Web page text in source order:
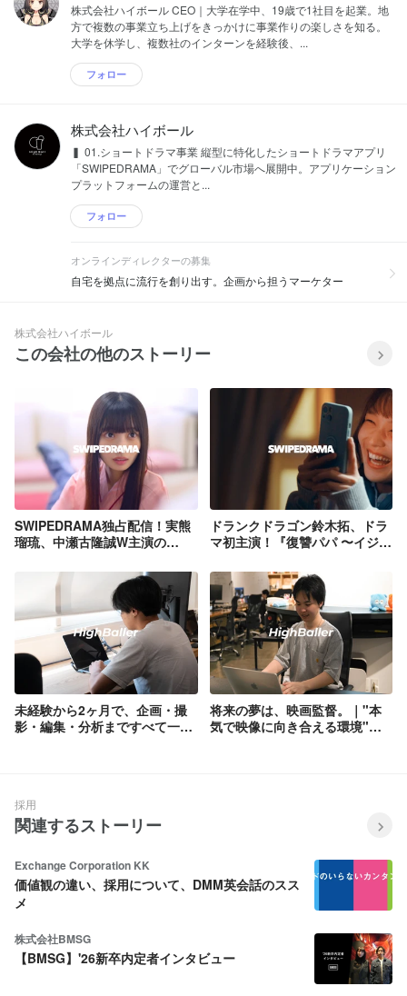
株式会社ハイボール CEO｜大学在学中、19歳で1社目を起業。地
方で複数の事業立ち上げをきっかけに事業作りの楽しさを知る。
大学を休学し、複数社のインターンを経験後、...
フォロー
株式会社ハイボール
▍ 01.ショートドラマ事業 縦型に特化したショートドラマアプリ
「SWIPEDRAMA」でグローバル市場へ展開中。アプリケーション
プラットフォームの運営と...
フォロー
オンラインディレクターの募集
自宅を拠点に流行を創り出す。企画から担うマーケター
株式会社ハイボール
この会社の他のストーリー
SWIPEDRAMA独占配信！実熊
瑠琉、中瀬古隆誠W主演の
ドランクドラゴン鈴木拓、ドラ
マ初主演！『復讐パパ 〜イジ
ョートドラマアプリ
「SWIPEDRAMA」にて配信ス
タート！
未経験から2ヶ月で、企画・撮
影・編集・分析まですべて一人
将来の夢は、映画監督。｜"本
気で映像に向き合える環境"を
採用
関連するストーリー
Exchange Corporation KK
価値観の違い、採用について、DMM英会話のスス
メ
株式会社BMSG
【BMSG】'26新卒内定者インタビュー